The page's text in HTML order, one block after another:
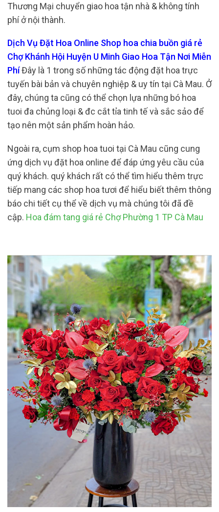
Thương Mại chuyển giao hoa tận nhà & không tính
phí ở nội thành.
Dịch Vụ Đặt Hoa Online Shop hoa chia buồn giá rẻ
Chợ Khánh Hội Huyện U Minh Giao Hoa Tận Nơi Miễn
PhíĐây là 1 trong số những tác động đặt hoa trực
tuyến bài bản và chuyên nghiệp & uy tín tại Cà Mau. Ở
đây, chúng ta cũng có thể chọn lựa những bó hoa
tuoi đa chủng loại & đc cắt tỉa tinh tế và sắc sảo để
tạo nên một sản phẩm hoàn hảo.
Ngoài ra, cụm shop hoa tuoi tại Cà Mau cũng cung
ứng dịch vụ đặt hoa online để đáp ứng yêu cầu của
quý khách. quý khách rất có thể tìm hiểu thêm trực
tiếp mang các shop hoa tươi để hiểu biết thêm thông
báo chi tiết cụ thể về dịch vụ mà chúng tôi đã đề
cập. Hoa đám tang giá rẻ Chợ Phường 1 TP Cà Mau